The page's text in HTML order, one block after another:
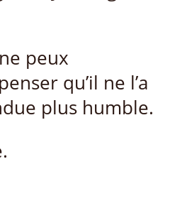
peux
qu’il ne l’a
plus humble.